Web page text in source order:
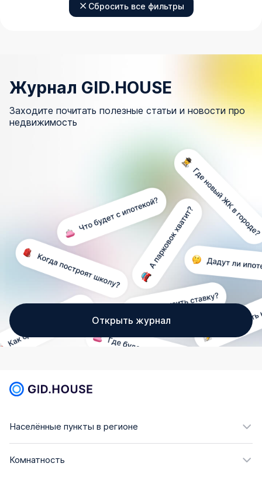
Сбросить все фильтры
Журнал GID.HOUSE
Заходите почитать полезные статьи и новости про
недвижимость
Открыть журнал
Населённые пункты в регионе
Комнатность